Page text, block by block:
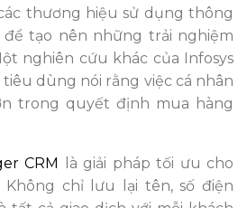
thương hiệu sử dụng thông
tạo nên những trải nghiệm
nghiên cứu khác của Infosys
dùng nói rằng việc cá nhân
trong quyết định mua hàng
CRM
là giải pháp tối ưu cho
Không chỉ lưu lại tên, số điện